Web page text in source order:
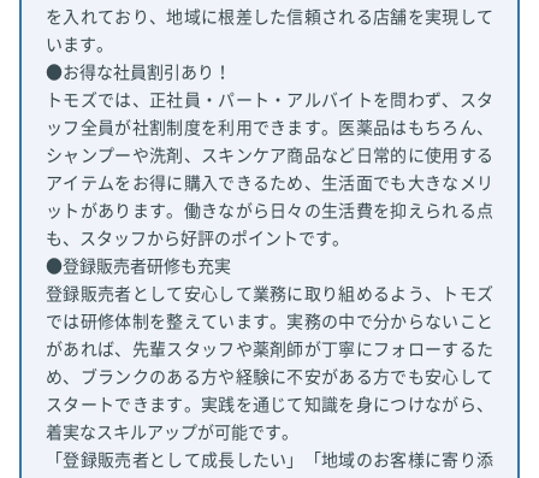
を入れており、地域に根差した信頼される店舗を実現して
います。
●お得な社員割引あり！
トモズでは、正社員・パート・アルバイトを問わず、スタ
ッフ全員が社割制度を利用できます。医薬品はもちろん、
シャンプーや洗剤、スキンケア商品など日常的に使用する
アイテムをお得に購入できるため、生活面でも大きなメリ
ットがあります。働きながら日々の生活費を抑えられる点
も、スタッフから好評のポイントです。
●登録販売者研修も充実
登録販売者として安心して業務に取り組めるよう、トモズ
では研修体制を整えています。実務の中で分からないこと
があれば、先輩スタッフや薬剤師が丁寧にフォローするた
め、ブランクのある方や経験に不安がある方でも安心して
スタートできます。実践を通じて知識を身につけながら、
着実なスキルアップが可能です。
「登録販売者として成長したい」「地域のお客様に寄り添